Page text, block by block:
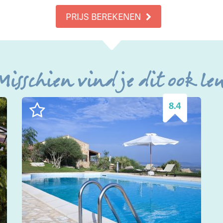
PRIJS BEREKENEN
vind je dit ook
8.4